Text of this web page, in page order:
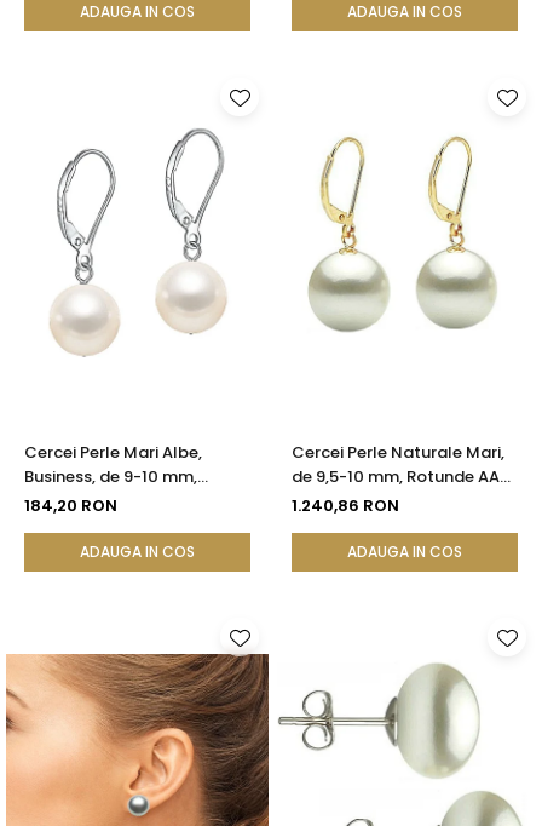
ADAUGA IN COS ADAUGA IN COS
Cercei Perle Mari Albe,
Business, de 9-10 mm,
Tortiță Închisă, Argint 925 -
184,20 RON
ADAUGA IN COS
Cercei Perle Naturale Mari,
de 9,5-10 mm, Rotunde AAA,
Aur 14K (aur 585) |
1.240,86 RON
ADAUGA IN COS